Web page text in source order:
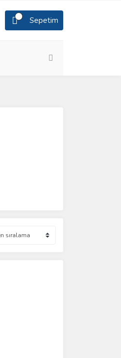
Sepetim